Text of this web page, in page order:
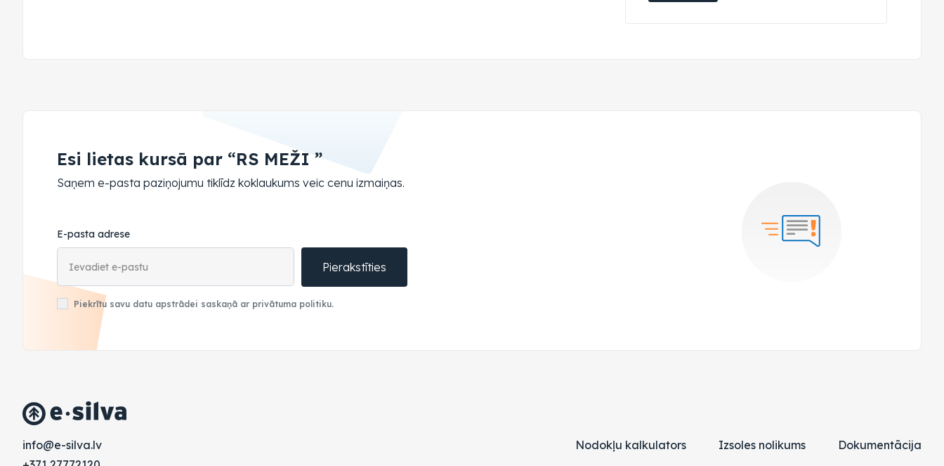
Esi lietas kursā par “RS MEŽI ”
Saņem e-pasta paziņojumu tiklīdz koklaukums veic cenu izmaiņas.
E-pasta adrese
Pierakstīties
Piekrītu savu datu apstrādei saskaņā ar privātuma politiku.
vl.avlis-e@ofni
Nodokļu kalkulators Izsoles nolikums Dokumentācija